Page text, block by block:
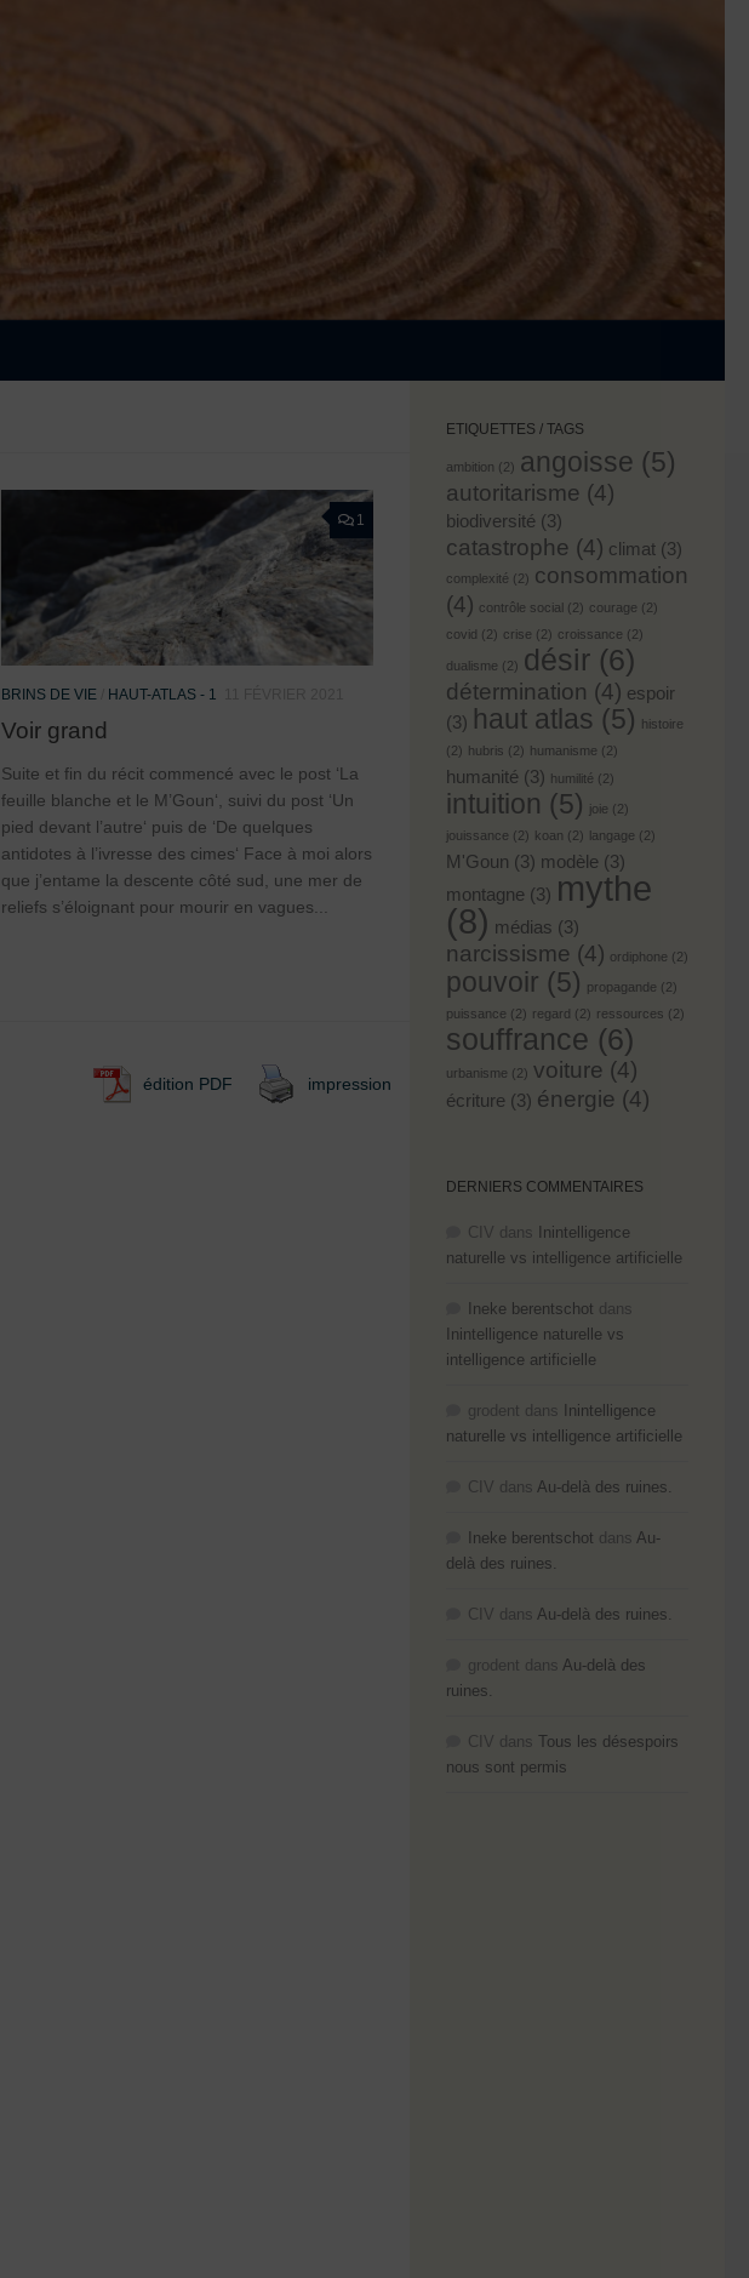
1
BRINS DE VIE HAUT-ATLAS - 1
Voir grand
Suite et fin du récit commencé avec le post ‘La
feuille blanche et le M’Goun‘, suivi du post ‘Un
pied devant l’autre‘ puis de ‘De quelques
antidotes à l’ivresse des cimes‘ Face à moi alors
que j’entame la descente côté sud, une mer de
reliefs s’éloignant pour mourir en vagues...
édition PDF impression
ETIQUETTES / TAGS
ambition (2) angoisse (5)
autoritarisme (4)
biodiversité (3)
catastrophe (4) climat (3)
complexité (2) consommation
(4) contrôle social (2) courage (2)
covid (2) crise (2) croissance (2)
dualisme (2) désir (6)
détermination (4) espoir
(3) haut atlas (5)
histoire
(2) hubris (2) humanisme (2)
humanité (3) humilité (2)
intuition (5) joie (2)
jouissance (2) koan (2) langage (2)
M'Goun (3) modèle (3)
montagne (3) mythe
(8) médias (3)
narcissisme (4) ordiphone (2)
pouvoir (5) propagande (2)
puissance (2) regard (2) ressources (2)
souffrance (6)
urbanisme (2) voiture (4)
écriture (3) énergie (4)
DERNIERS COMMENTAIRES
CIV dans
Inintelligence
naturelle vs intelligence artificielle
Ineke berentschot dans
Inintelligence naturelle vs
intelligence artificielle
grodent dans
Inintelligence
naturelle vs intelligence artificielle
CIV dans Au-delà des ruines.
Ineke berentschot dans Au-
delà des ruines.
CIV dans Au-delà des ruines.
grodent dans Au-delà des
ruines.
CIV dans Tous les désespoirs
nous sont permis